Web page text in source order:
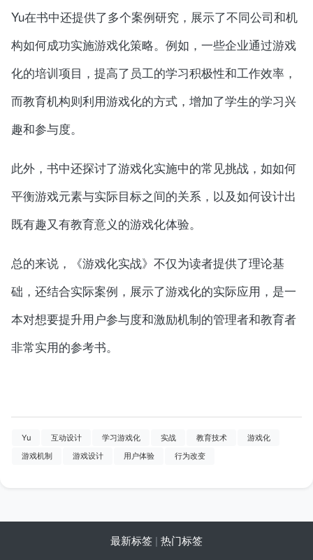
Yu在书中还提供了多个案例研究，展示了不同公司和机
构如何成功实施游戏化策略。例如，一些企业通过游戏
化的培训项目，提高了员工的学习积极性和工作效率，
而教育机构则利用游戏化的方式，增加了学生的学习兴
趣和参与度。
此外，书中还探讨了游戏化实施中的常见挑战，如如何
平衡游戏元素与实际目标之间的关系，以及如何设计出
既有趣又有教育意义的游戏化体验。
总的来说，《游戏化实战》不仅为读者提供了理论基
础，还结合实际案例，展示了游戏化的实际应用，是一
本对想要提升用户参与度和激励机制的管理者和教育者
非常实用的参考书。
Yu 互动设计 学习游戏化 实战 教育技术
游戏化
游戏机制
游戏设计 用户体验 行为改变
最新标签 | 热门标签